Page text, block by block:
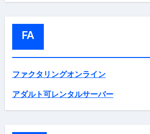
FA
ファクタリングオンライン
アダルト可レンタルサーバー